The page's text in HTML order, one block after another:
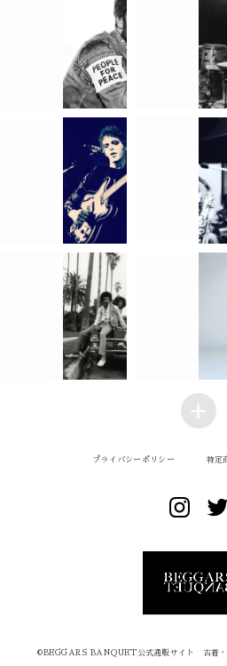
プライバシーポリシー 特定
©︎BEGGARS BANQUET公式通販サイト 古着